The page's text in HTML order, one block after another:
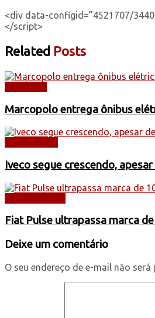
<div data-configid=”4521707/
</script>
Related Posts
Marcopolo entrega ônibus
Iveco segue crescendo,
Fiat Pulse ultrapassa marca
Deixe um comentário
O seu endereço de e-mail não será